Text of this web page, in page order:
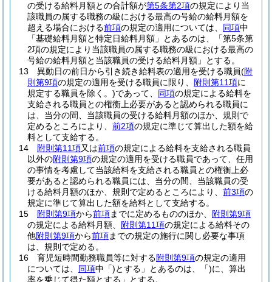
の受ける給料月額との合計額が第5条第2項の規定により当
該職員の属する職務の級における最高の号給の給料月額を
超える場合における前項の規定の適用については、 同項中
「基礎給料月額と特定日給料月額」とあるのは、「第5条第
2項の規定により当該職員の属する職務の級における最高の
号給の給料月額と当該職員の受ける給料月額」とする。
13
異動日の前日から引き続き給料表の適用を受ける職員(附
則第9項の規定の適用を受ける職員に限り、 附則第11項に
規定する職員を除く。)であって、 同項の規定による給料を
支給される職員との権衡上必要があると認められる職員に
は、当分の間、当該職員の受ける給料月額のほか、規則で
定めるところにより、 前2項の規定に準じて算出した額を給
料として支給する。
14
附則第11項又は前項の規定による給料を支給される職員
以外の附則第9項の規定の適用を受ける職員であって、任用
の事情を考慮して当該給料を支給される職員との権衡上必
要があると認められる職員には、当分の間、当該職員の受
ける給料月額のほか、規則で定めるところにより、 前3項の
規定に準じて算出した額を給料として支給する。
15
附則第9項から前項までに定めるもののほか、
附則第9項
の規定による給料月額、
附則第11項の規定による給料その
他附則第9項から前項までの規定の施行に関し必要な事項
は、規則で定める。
16
育児短時間勤務職員等に対する附則第9項の規定の適用
については、 同項中「)とする」とあるのは、「)に、算出
率を乗じて得た額とする」とする。